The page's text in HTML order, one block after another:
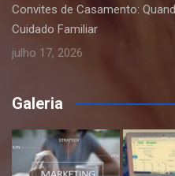
Convites de Casamento:
Cuidado Familiar
julho 17, 2026
Galeria